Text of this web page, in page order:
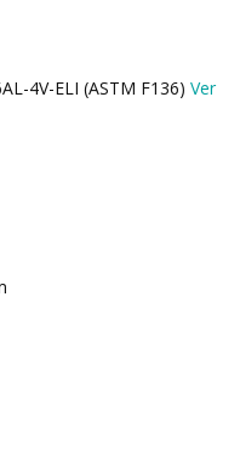
4V-ELI (ASTM F136) Ver